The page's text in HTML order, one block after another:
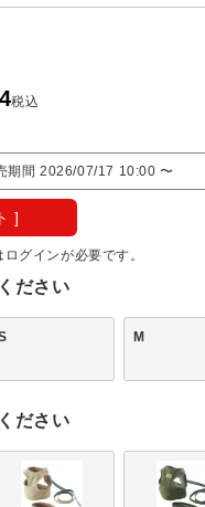
税込
期間 2026/07/17 10:00〜
]
グインが必要です。
ださい
M
ださい